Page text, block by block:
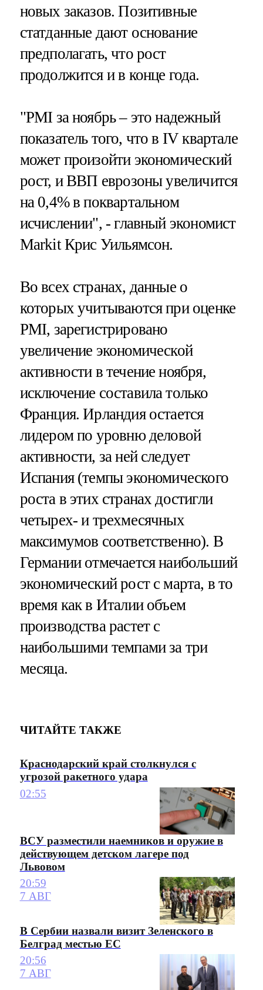
новых заказов. Позитивные
статданные дают основание
предполагать, что рост
продолжится и в конце года.
"PMI за ноябрь – это надежный
показатель того, что в IV квартале
может произойти экономический
рост, и ВВП еврозоны увеличится
на 0,4% в поквартальном
исчислении", - главный экономист
Markit Крис Уильямсон.
Во всех странах, данные о
которых учитываются при оценке
PMI, зарегистрировано
увеличение экономической
активности в течение ноября,
исключение составила только
Франция. Ирландия остается
лидером по уровню деловой
активности, за ней следует
Испания (темпы экономического
роста в этих странах достигли
четырех- и трехмесячных
максимумов соответственно). В
Германии отмечается наибольший
экономический рост с марта, в то
время как в Италии объем
производства растет с
наибольшими темпами за три
месяца.
ЧИТАЙТЕ ТАКЖЕ
Краснодарский край столкнулся с
угрозой ракетного удара
02:55
ВСУ разместили наемников и оружие в
действующем детском лагере под
Львовом
20:59
7 АВГ
В Сербии назвали визит Зеленского в
Белград местью ЕС
20:56
7 АВГ